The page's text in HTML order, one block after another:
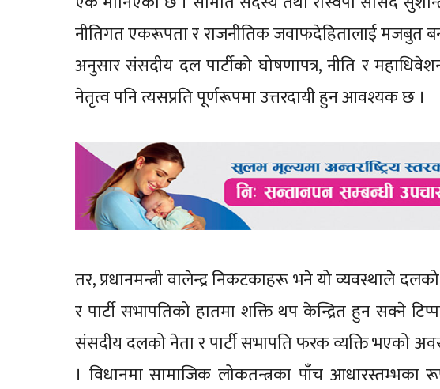
नीतिगत एकरूपता र राजनीतिक जवाफदेहितालाई मजबुत
अनुसार संसदीय दल पार्टीको घोषणापत्र, नीति र
नेतृत्व पनि त्यसप्रति पूर्णरूपमा उत्तरदायी हुन आवश्यक छ ।
तर, प्रधानमन्त्री वालेन्द्र निकटकाहरू भने यो व्यवस्थाले
र पार्टी सभापतिको हातमा शक्ति थप केन्द्रित हुन सक्ने
संसदीय दलको नेता र पार्टी सभापति फरक व्यक्ति भएको
। विधानमा सामाजिक लोकतन्त्रका पाँच आधारस्तम्भका